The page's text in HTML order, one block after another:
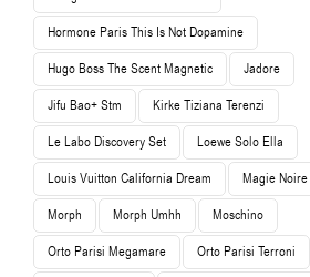
Hormone Paris This Is Not Dopamine
Hugo Boss The Scent Magnetic Jadore
Jifu Bao+ Stm Kirke Tiziana Terenzi
Le Labo Discovery Set Loewe Solo Ella
Louis Vuitton California Dream Magie Noire
Morph Morph Umhh Moschino
Orto Parisi Megamare Orto Parisi Terroni